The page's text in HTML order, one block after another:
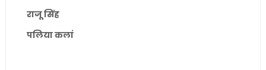
राजू सिंह
पलिया कलां